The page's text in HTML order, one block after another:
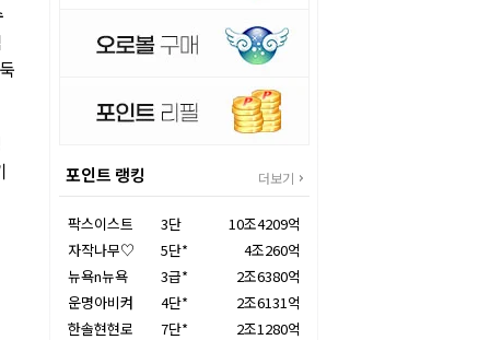
포인트 랭킹 더보기
팍스이스트 3단
10조4209억
자작나무♡
5단*
4조260억
뉴욕n뉴욕
3급*
2조6380억
운명아비켜
4단*
2조6131억
한솔현현로
7단*
2조1280억